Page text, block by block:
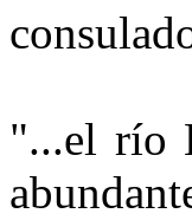
"...el río